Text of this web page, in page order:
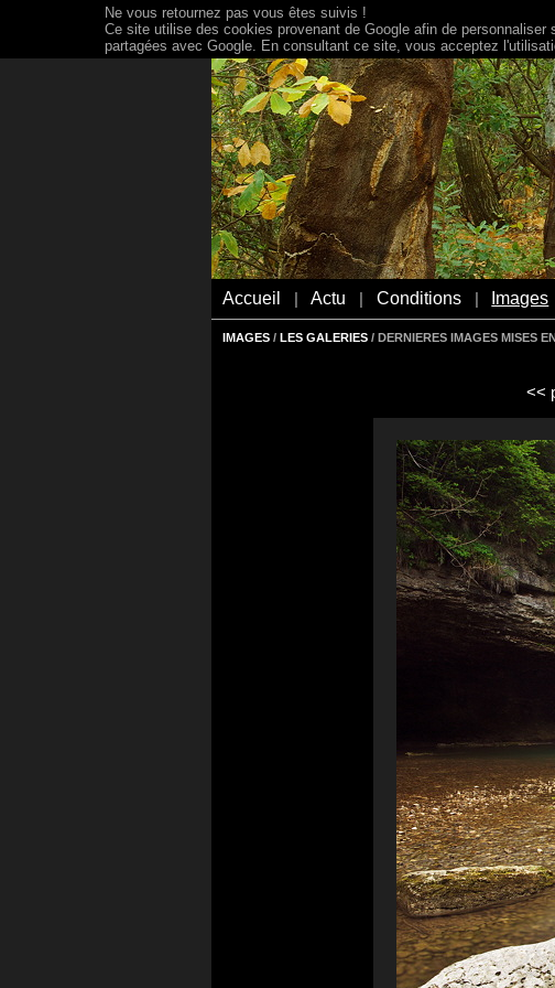
Accueil Actu Conditions Images
IMAGES / LES GALERIES / DERNIERES IMAGES MISES
<<
Ne vous retournez pas vous êtes suivis !
Ce site utilise des cookies provenant de Google afin de
partagées avec Google. En consultant ce site, vous acceptez